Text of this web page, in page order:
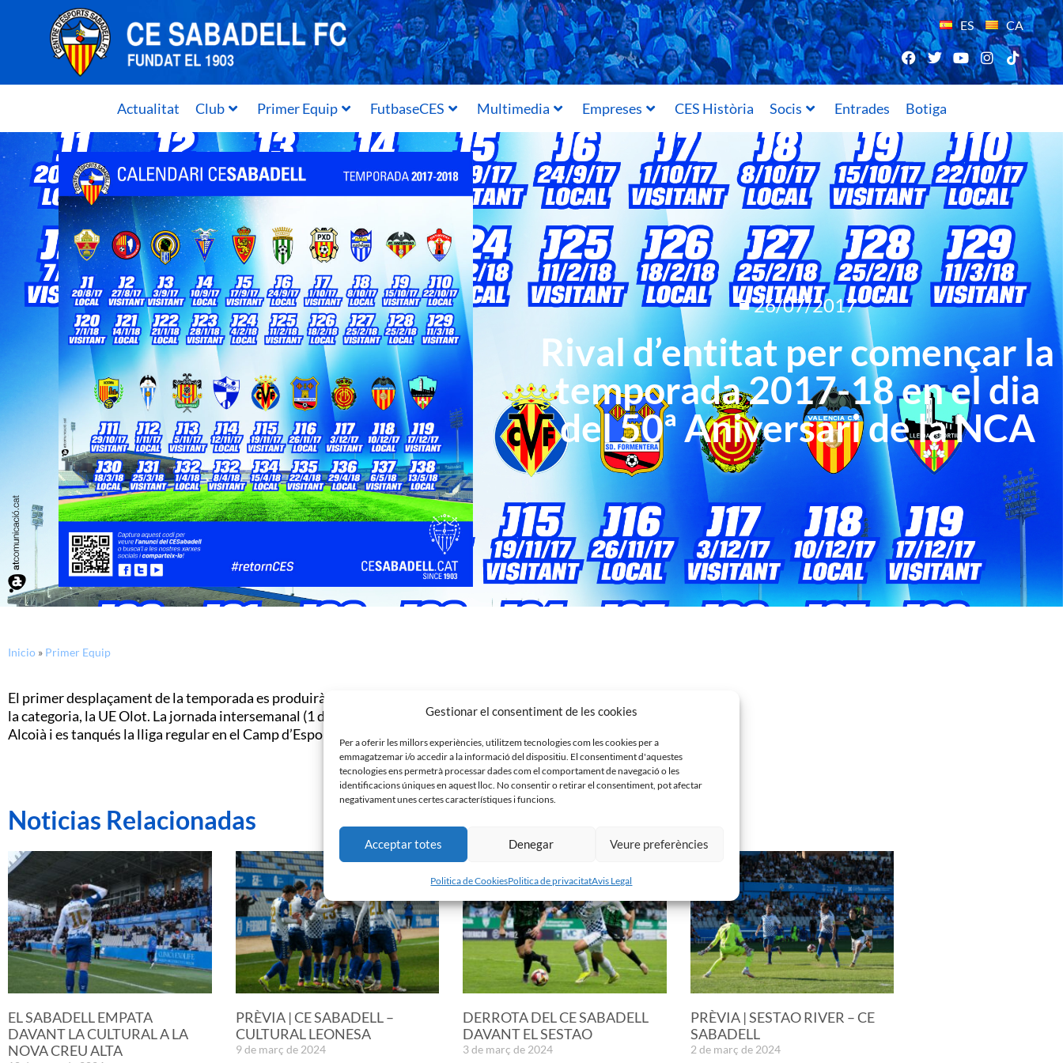
Gestionar el consentiment de les cookies
Per a oferir les millors experiències, utilitzem tecnologies com les cookies per a
emmagatzemar i/o accedir a la informació del dispositiu. El consentiment d'aquestes
tecnologies ens permetrà processar dades com el comportament de navegació o les
identificacions úniques en aquest lloc. No consentir o retirar el consentiment, pot afectar
negativament unes certes característiques i funcions.
Acceptar totes Denegar Veure preferències
Politica de CookiesPolitica de privacitatAvis Legal
ES CA
Actualitat Club Primer Equip FutbaseCES Multimedia Empreses CES Història Socis Entrades Botiga
26/07/2017
Rival d’entitat per començar la
temporada 2017-18 en el dia
del 50ª Aniversari de la NCA
Inicio » Primer Equip
El primer desplaçament de la temporada es produirà set dies després en el camp d’un dels nous membres de
la categoria, la UE Olot. La jornada intersemanal (1 de novembre) serà en la Nova Creu Alta contra el CD
Alcoià i es tanqués la lliga regular en el Camp d’Esports de Llleida contra el Lleida Esportiu.
Noticias Relacionadas
EL SABADELL EMPATA
DAVANT LA CULTURAL A LA
NOVA CREU ALTA
PRÈVIA | CE SABADELL –
CULTURAL LEONESA
9 de març de 2024
DERROTA DEL CE SABADELL
DAVANT EL SESTAO
3 de març de 2024
PRÈVIA | SESTAO RIVER – CE
SABADELL
2 de març de 2024